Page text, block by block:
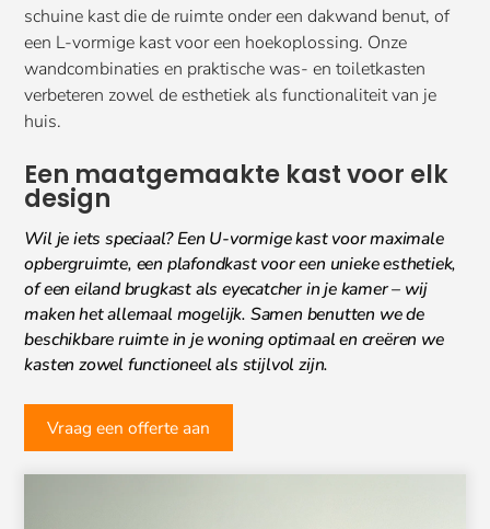
schuine kast die de ruimte onder een dakwand benut, of
een L-vormige kast voor een hoekoplossing. Onze
wandcombinaties en praktische was- en toiletkasten
verbeteren zowel de esthetiek als functionaliteit van je
huis.
Een maatgemaakte kast voor elk
design
Wil je iets speciaal? Een U-vormige kast voor maximale
opbergruimte, een plafondkast voor een unieke esthetiek,
of een eiland brugkast als eyecatcher in je kamer – wij
maken het allemaal mogelijk. Samen benutten we de
beschikbare ruimte in je woning optimaal en creëren we
kasten zowel functioneel als stijlvol zijn.
Vraag een offerte aan